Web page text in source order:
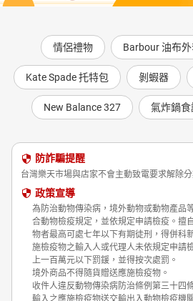
情侶禮物 Barbour 油布
Kate Spade 托特包 剝蝦器
New Balance 327 氣炸鍋食
防詐騙提醒
台灣樂天市場與店家不會主動致電要求解除
政策宣導
為防治動物傳染病，境外動物或動物產品
合動物檢疫規定，並依規定申請檢疫。擅
物者最高可處七年以下有期徒刑，得併科
施檢疫物之輸入人或代理人未依規定申請
上一百萬元以下罰鍰，並得按次處罰。
境外商品不得隨貨贈送應施檢疫物。
收件人違反動物傳染病防治條例第三十四
輸入之應施檢疫物送交輸出入動物檢疫機